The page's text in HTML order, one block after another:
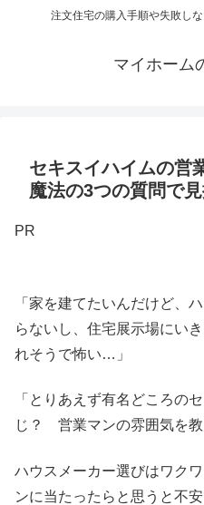
注文住宅の購入手順や失敗し
マイホーム
セキスイハイムの営
魔法の3つの質問で
PR
「家を建てたいんだけど、
らないし、住宅展示場にい
れそうで怖い…」
「とりあえず有名どころの
じ？ 営業マンの雰囲気を教
ハウスメーカー選びはワク
ンに当たったらと思うと不安